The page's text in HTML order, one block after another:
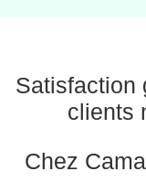
Satisfaction
clients
Chez